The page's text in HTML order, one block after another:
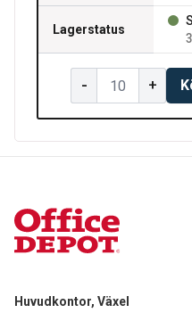
Lagerstatus
- +
Huvudkontor, Växel